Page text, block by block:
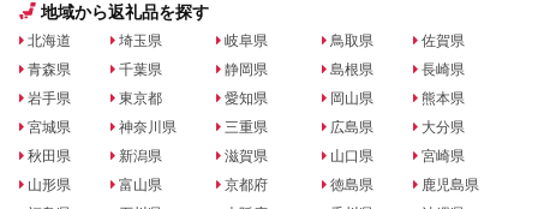
地域から返礼品を探す
北海道
青森県
岩手県
宮城県
秋田県
山形県
埼玉県
千葉県
東京都
神奈川県
新潟県
富山県
岐阜県
静岡県
愛知県
三重県
滋賀県
京都府
鳥取県
島根県
岡山県
広島県
山口県
徳島県
佐賀県
長崎県
熊本県
大分県
宮崎県
鹿児島県